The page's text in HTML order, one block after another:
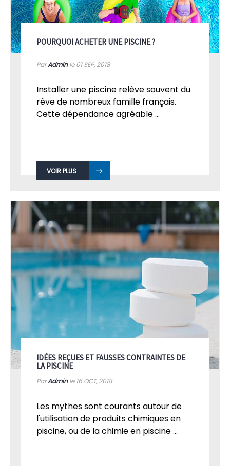
POURQUOI ACHETER UNE PISCINE ?
ParAdminle 01SEP, 2018
Installer une piscine relève souvent du
rêve de nombreux famille français.
Cette dépendance agréable ...
VOIR PLUS
IDÉES REÇUES ET FAUSSES CONTRAINTES DE
LA PISCINE
ParAdminle 16 OCT, 2018
Les mythes sont courants autour de
l'utilisation de produits chimiques en
piscine, ou de la chimie en piscine ...